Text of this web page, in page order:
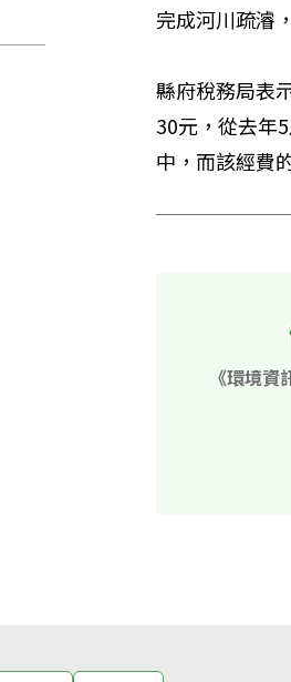
完成河川疏濬
縣府稅務局表
30元，從去年
中，而該經費
《環境